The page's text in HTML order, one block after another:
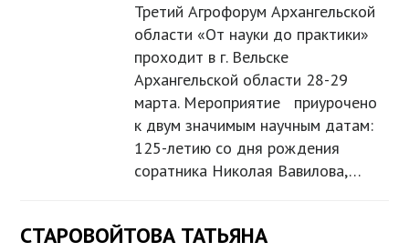
Третий Агрофорум Архангельской
области «От науки до практики»
проходит в г. Вельске
Архангельской области 28-29
марта. Мероприятие приурочено
к двум значимым научным датам:
125-летию со дня рождения
соратника Николая Вавилова,…
СТАРОВОЙТОВА ТАТЬЯНА